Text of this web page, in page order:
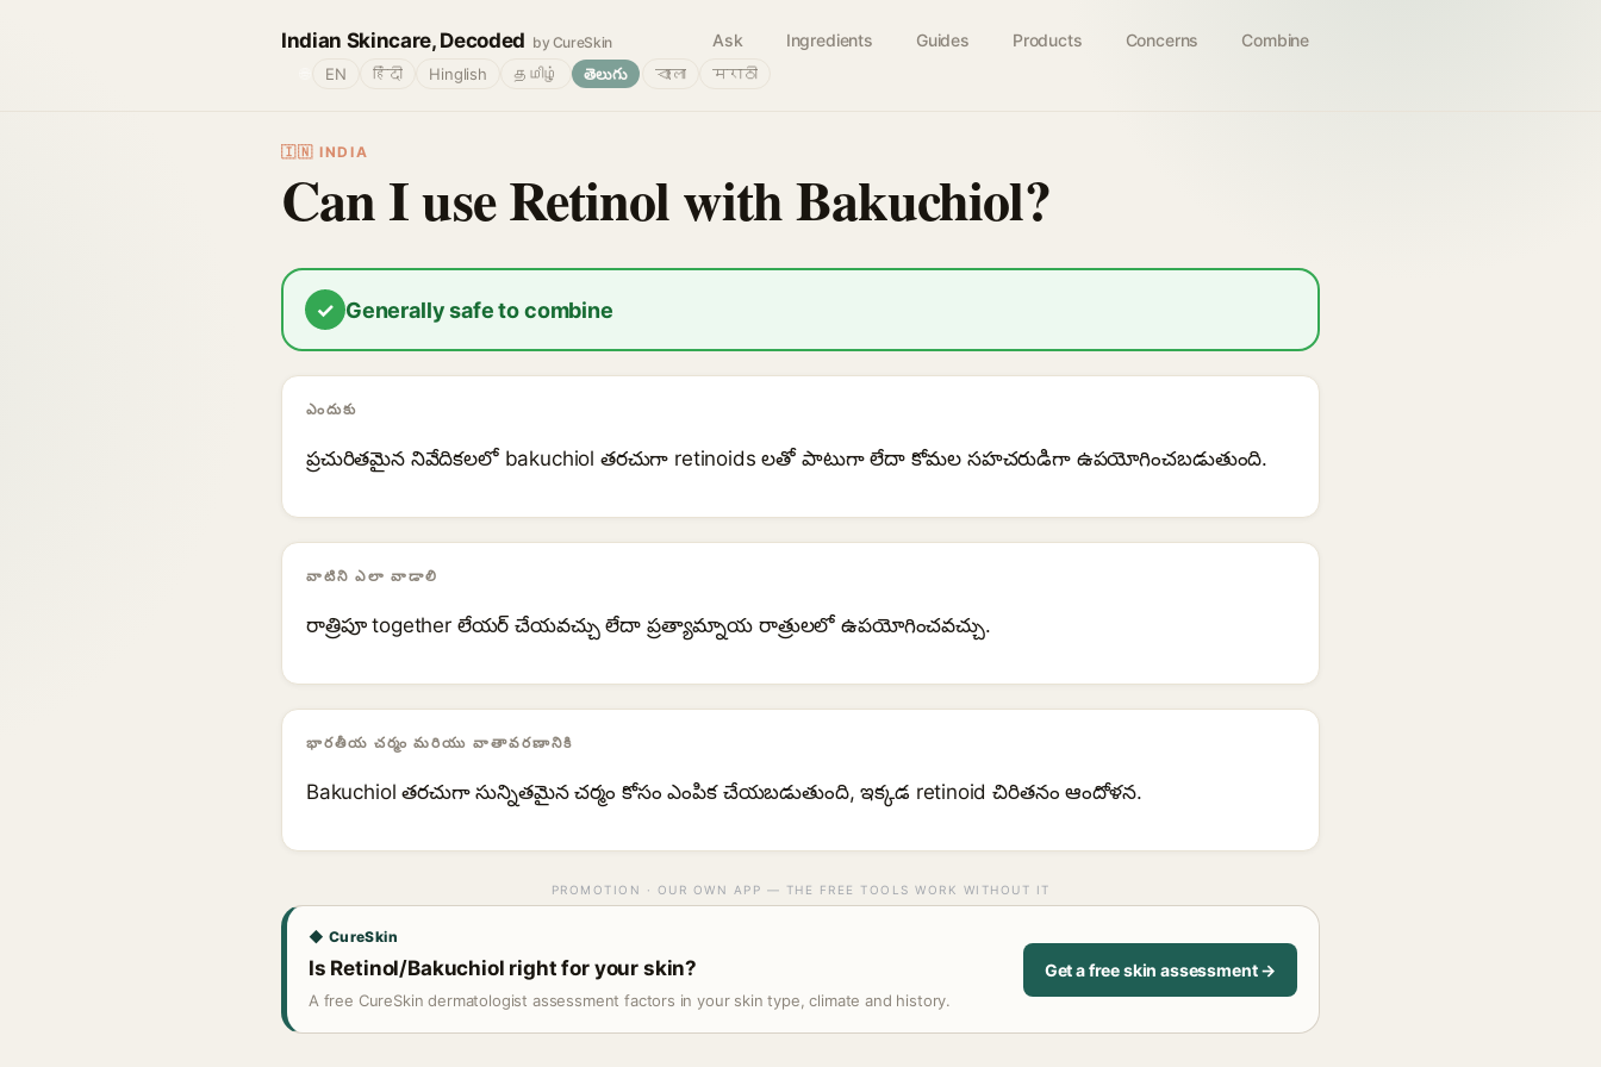
Indian Skincare, Decoded by CureSkin Ask Ingredients Guides Products Concerns Combine
EN हिंदी Hinglish தமிழ் తెలుగు বাংলা मराठी
🇮🇳 INDIA
Can I use Retinol with Bakuchiol?
✓ Generally safe to combine
ఎందుకు
ప్రచురితమైన నివేదికలలో bakuchiol తరచుగా retinoids లతో పాటుగా లేదా కోమల సహచరుడిగా ఉపయోగించబడుతుంది.
వాటిని ఎలా వాడాలి
రాత్రిపూ together లేయర్ చేయవచ్చు లేదా ప్రత్యామ్నాయ రాత్రులలో ఉపయోగించవచ్చు.
భారతీయ చర్మం మరియు వాతావరణానికి
Bakuchiol తరచుగా సున్నితమైన చర్మం కోసం ఎంపిక చేయబడుతుంది, ఇక్కడ retinoid చిరితనం ఆందోళన.
PROMOTION · OUR OWN APP — THE FREE TOOLS WORK WITHOUT IT
◆ CureSkin
Is Retinol/Bakuchiol right for your skin?
A free CureSkin dermatologist assessment factors in your skin type, climate and history.
Get a free skin assessment →